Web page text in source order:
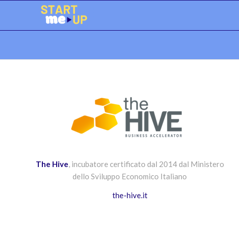
The Hive, incubatore certificato dal 2014 dal Ministero
dello Sviluppo Economico Italiano
the-hive.it